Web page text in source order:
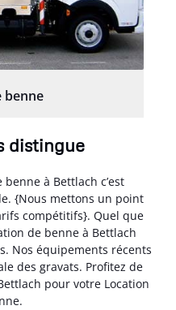
benne
distingue
à Bettlach c’est
{Nous mettons un point
compétitifs}. Quel que
de benne à Bettlach
Nos équipements récents
des gravats. Profitez de
pour votre Location